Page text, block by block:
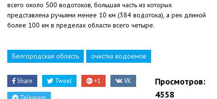
всего около 500 водотоков, большая часть из которых
представлена ручьями менее 10 км (384 водотока), а рек длиной
более 100 км в пределах области всего четыре.
Белгородская область очистка водоемов
Share Tweet +1 VK
Просмотров:
4558